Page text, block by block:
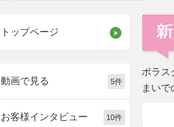
ポラス
まい
トップページ
動画で見る 5件
お客様インタビュー 10件